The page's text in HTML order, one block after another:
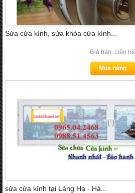
Sửa cửa kính, sửa khóa cửa kính...
Giá bán: Liên hệ
Mua hàng
sửa cửa kính tại Láng Hạ - Hà...